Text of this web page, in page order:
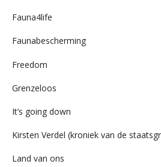
Fauna4life
Faunabescherming
Freedom
Grenzeloos
It’s going down
Kirsten Verdel (kroniek van de
Land van ons